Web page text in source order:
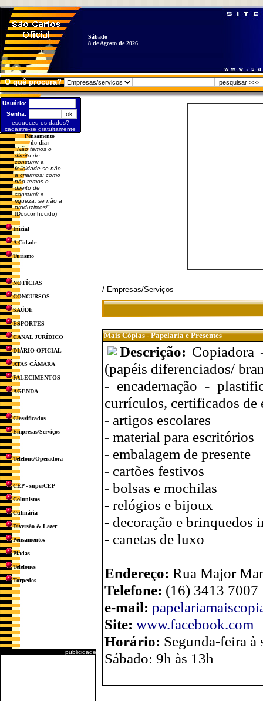
Sábado
8 de Agosto de 2026
O quê procura?
Usuário:
Senha:
esqueceu os dados?
cadastre-se gratuitamente
Pensamento
do dia:
"Não temos o
direito de
consumir a
felicidade se não
a criarmos: como
não temos o
direito de
consumir a
riqueza, se não a
produzimos!"
(Desconhecido)
Inicial
A Cidade
Turismo
NOTÍCIAS
CONCURSOS
SAÚDE
ESPORTES
CANAL JURÍDICO
DIÁRIO OFICIAL
ATAS CÂMARA
FALECIMENTOS
AGENDA
Classificados
Empresas/Serviços
Telefone/Operadora
CEP - superCEP
Colunistas
Culinária
Diversão & Lazer
Pensamentos
Piadas
Telefones
Torpedos
publicidade
/ Empresas/Serviços
Mais Cópias - Papelaria e Presentes
Descrição: Copiadora
(papéis diferenciados/
- encadernação -
currículos, certificados de
- artigos escolares
- material para escritórios
- embalagem de presente
- cartões festivos
- bolsas e mochilas
- relógios e bijoux
- decoração e brinquedos
- canetas de luxo
Endereço: Rua Major
Telefone: (16) 3413 7007
e-mail:
Site: www.facebook.com
Horário: Segunda-feira à
Sábado: 9h às 13h